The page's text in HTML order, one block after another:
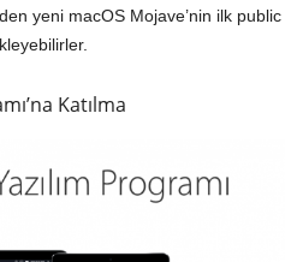
yeni macOS Mojave’nin ilk public
Katılma